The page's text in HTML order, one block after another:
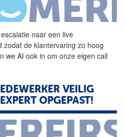
escalatie naar een live
de klantervaring zo hoog
we AI ook in om onze eigen call
VEILIG
OPGEPAST!